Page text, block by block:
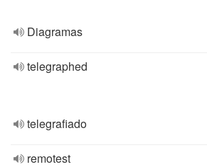
Diagramas
telegraphed
telegrafiado
remotest